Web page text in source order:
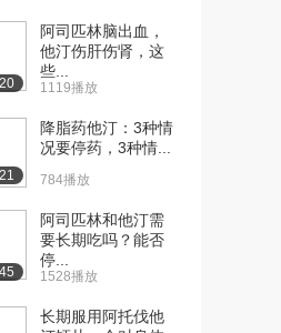
阿司匹林脑出血，
他汀伤肝伤肾，这
些...
1119播放
降脂药他汀：3种情
况要停药，3种情...
784播放
阿司匹林和他汀需
要长期吃吗？能否
停...
1528播放
长期服用阿托伐他